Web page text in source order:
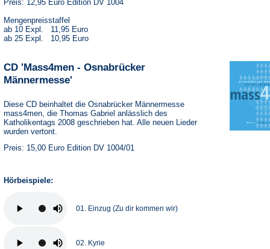
Preis: 12,95 Euro Edition DV 1004
Mengenpreisstaffel
ab 10 Expl. 11,95 Euro
ab 25 Expl. 10,95 Euro
CD 'Mass4men - Osnabrücker
Männermesse'
Diese CD beinhaltet die Osnabrücker Männermesse
mass4men, die Thomas Gabriel anlässlich des
Katholikentags 2008 geschrieben hat. Alle neuen Lieder
wurden vertont.
Preis: 15,00 Euro Edition DV 1004/01
Hörbeispiele:
01. Einzug (Zu dir kommen wir)
02. Kyrie